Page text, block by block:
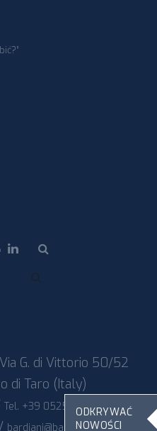
ODKRYWAĆ
NOWOŚCI
G. di Vittorio 50/52
di Taro (Italy)
Tel. +39 0525.400044 /
/ bardiani@bardiani.com /